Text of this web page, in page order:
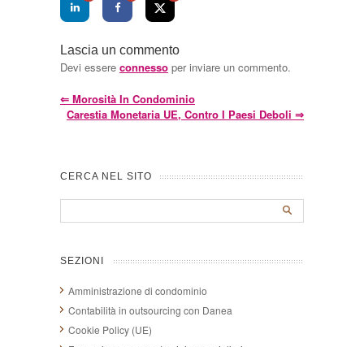
Lascia un commento
Devi essere connesso per inviare un commento.
⇐ Morosità In Condominio
Carestia Monetaria UE, Contro I Paesi Deboli ⇒
CERCA NEL SITO
SEZIONI
Amministrazione di condominio
Contabilità in outsourcing con Danea
Cookie Policy (UE)